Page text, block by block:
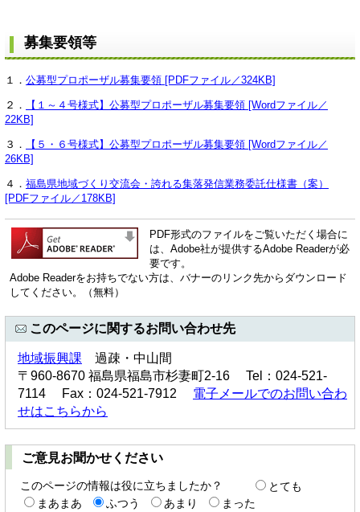
募集要領等
１． 公募型プロポーザル募集要領 [PDFファイル／324KB]
２．
【１～４号様式】公募型プロポーザル募集要領 [Wordファイル／
22KB]
３．
【５・６号様式】公募型プロポーザル募集要領 [Wordファイル／
26KB]
４． 福島県地域づくり交流会・誇れる集落発信業務委託仕様書（案）
[PDFファイル／178KB]
PDF形式のファイルをご覧いただく場合に
は、Adobe社が提供するAdobe Readerが必
要です。
Adobe Readerをお持ちでない方は、バナーのリンク先からダウンロード
してください。（無料）
このページに関するお問い合わせ先
地域振興課 過疎・中山間
〒960-8670 福島県福島市杉妻町2-16 Tel：024-521-
7114 Fax：024-521-7912 電子メールでのお問い合わ
せはこちらから
ご意見お聞かせください
このページの情報は役に立ちましたか？
とても
まあまあ
ふつう あまり
まった